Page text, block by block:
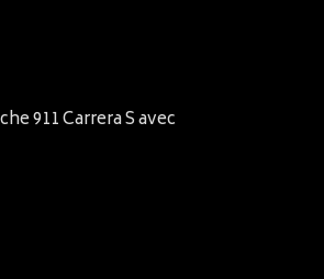
911 Carrera S avec